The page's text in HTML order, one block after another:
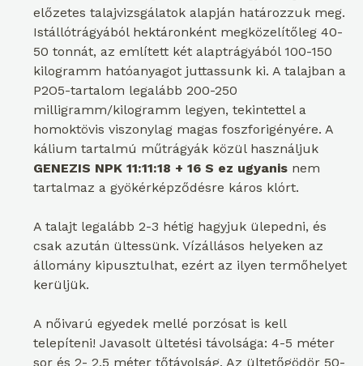
előzetes talajvizsgálatok alapján határozzuk meg.
Istállótrágyából hektáronként megközelítőleg 40-
50 tonnát, az említett két alaptrágyából 100-150
kilogramm hatóanyagot juttassunk ki. A talajban a
P2O5-tartalom legalább 200-250
milligramm/kilogramm legyen, tekintettel a
homoktövis viszonylag magas foszforigényére. A
kálium tartalmú műtrágyák közül használjuk
GENEZIS NPK 11:11:18 + 16 S ez ugyanis nem
tartalmaz a gyökérképződésre káros klórt.
A talajt legalább 2-3 hétig hagyjuk ülepedni, és
csak azután ültessünk. Vízállásos helyeken az
állomány kipusztulhat, ezért az ilyen termőhelyet
kerüljük.
A nőivarú egyedek mellé porzósat is kell
telepíteni! Javasolt ültetési távolsága: 4-5 méter
sor és 2- 2,5 méter tőtávolság. Az ültetőgödör 50-